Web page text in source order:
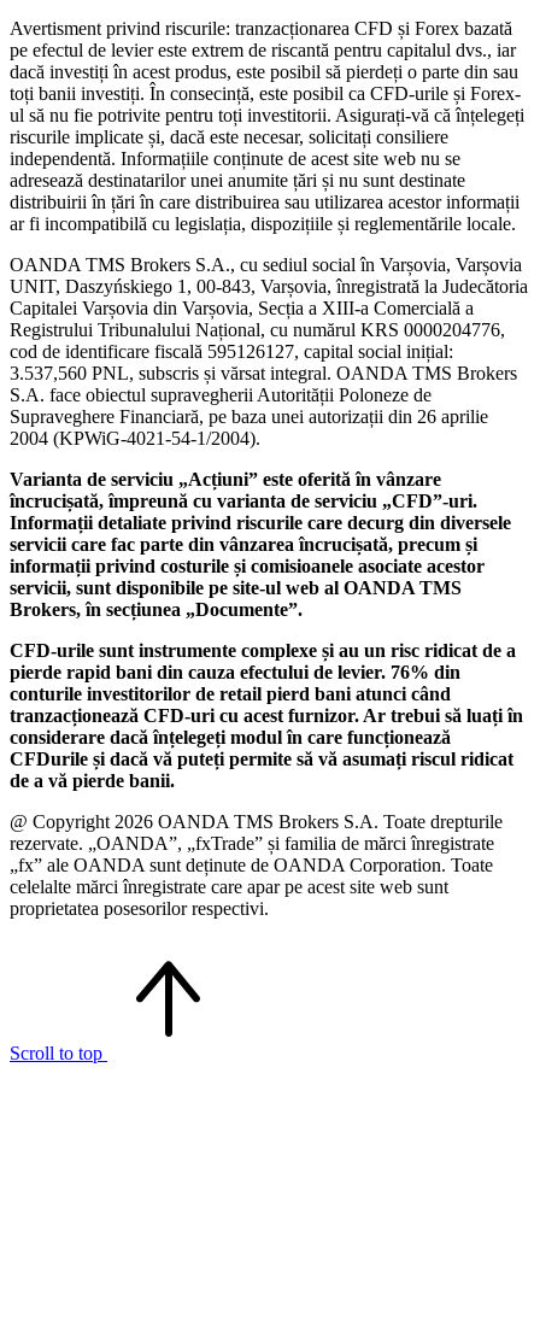
Avertisment privind riscurile: tranzacționarea CFD și Forex bazată
pe efectul de levier este extrem de riscantă pentru capitalul dvs., iar
dacă investiți în acest produs, este posibil să pierdeți o parte din sau
toți banii investiți. În consecință, este posibil ca CFD-urile și Forex-
ul să nu fie potrivite pentru toți investitorii. Asigurați-vă că înțelegeți
riscurile implicate și, dacă este necesar, solicitați consiliere
independentă. Informațiile conținute de acest site web nu se
adresează destinatarilor unei anumite țări și nu sunt destinate
distribuirii în țări în care distribuirea sau utilizarea acestor informații
ar fi incompatibilă cu legislația, dispozițiile și reglementările locale.
OANDA TMS Brokers S.A., cu sediul social în Varșovia, Varșovia
UNIT, Daszyńskiego 1, 00-843, Varșovia, înregistrată la Judecătoria
Capitalei Varșovia din Varșovia, Secția a XIII-a Comercială a
Registrului Tribunalului Național, cu numărul KRS 0000204776,
cod de identificare fiscală 595126127, capital social inițial:
3.537,560 PNL, subscris și vărsat integral. OANDA TMS Brokers
S.A. face obiectul supravegherii Autorității Poloneze de
Supraveghere Financiară, pe baza unei autorizații din 26 aprilie
2004 (KPWiG-4021-54-1/2004).
Varianta de serviciu „Acțiuni” este oferită în vânzare
încrucișată, împreună cu varianta de serviciu „CFD”-uri.
Informații detaliate privind riscurile care decurg din diversele
servicii care fac parte din vânzarea încrucișată, precum și
informații privind costurile și comisioanele asociate acestor
servicii, sunt disponibile pe site-ul web al OANDA TMS
Brokers, în secțiunea „Documente”.
CFD-urile sunt instrumente complexe și au un risc ridicat de a
pierde rapid bani din cauza efectului de levier. 76% din
conturile investitorilor de retail pierd bani atunci când
tranzacționează CFD-uri cu acest furnizor. Ar trebui să luați în
considerare dacă înțelegeți modul în care funcționează
CFDurile și dacă vă puteți permite să vă asumați riscul ridicat
de a vă pierde banii.
@ Copyright 2026 OANDA TMS Brokers S.A. Toate drepturile
rezervate. „OANDA”, „fxTrade” și familia de mărci înregistrate
„fx” ale OANDA sunt deținute de OANDA Corporation. Toate
celelalte mărci înregistrate care apar pe acest site web sunt
proprietatea posesorilor respectivi.
Scroll to top